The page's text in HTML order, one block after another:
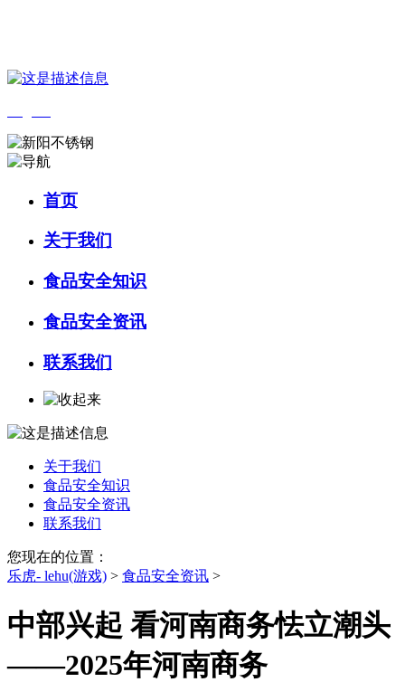
首页
关于我们
食品安全知识
食品安全资讯
联系我们
关于我们
食品安全知识
食品安全资讯
联系我们
您现在的位置：
乐虎- lehu(游戏) > 食品安全资讯 >
中部兴起 看河南商务怯立潮头
——2025年河南商务